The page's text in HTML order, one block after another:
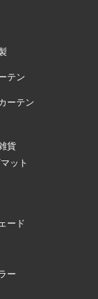
テン
ーテン
貨
ット
ード
ー